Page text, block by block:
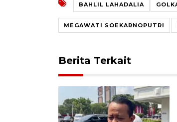
BAHLIL LAHADALIA
MEGAWATI SOEKARNOPUTRI
Berita Terkait